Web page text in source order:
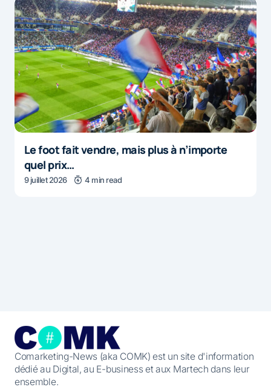
Le foot fait vendre, mais plus à n’importe
quel prix…
9 juillet 2026 4 min read
Comarketing-News (aka COMK) est un site d'information
dédié au Digital, au E-business et aux Martech dans leur
ensemble.